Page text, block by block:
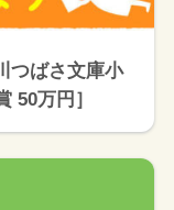
つばさ文庫小
50万円］